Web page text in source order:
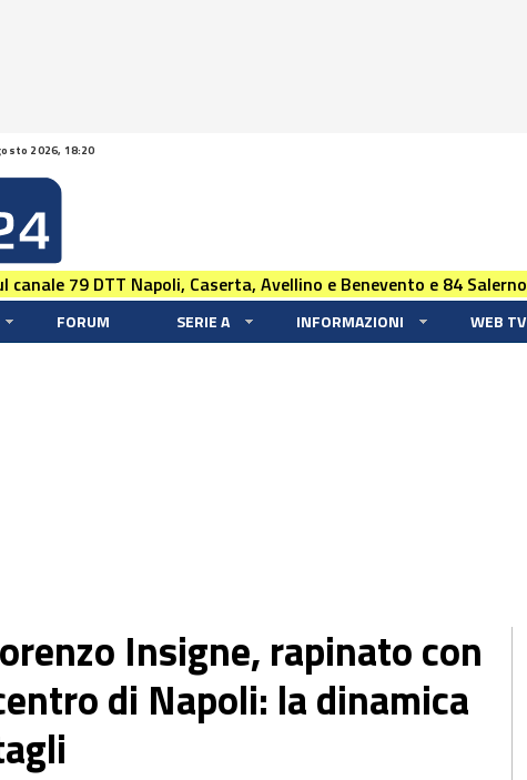
2026, 18:20
canale 79 DTT Napoli, Caserta, Avellino e Benevento e 84 Salerno
FORUM SERIE A INFORMAZIONI WEB TV
Insigne, rapinato con
di Napoli: la dinamica